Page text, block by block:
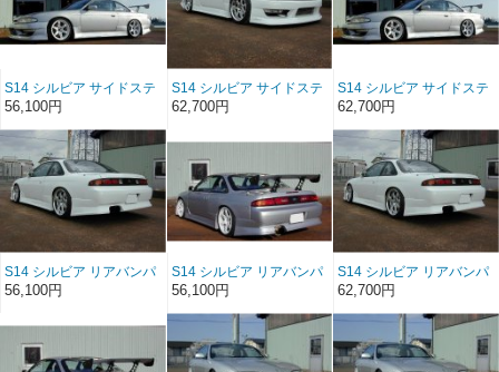
S14 シルビア サイドステ
ップ FRP（前/後期）
56,100円
S14 シルビア サイドステ
ップ ソフトFRP（前/後
期）
62,700円
S14 シルビア サイドステ
ップ ソフトFRP（前/後
期）
62,700円
S14 シルビア リアバンパ
ースポイラー FRP（前/後
56,100円
S14 シルビア リアバンパ
ースポイラー FRP（前/後
56,100円
S14 シルビア リアバンパ
ースポイラー ソフト
62,700円